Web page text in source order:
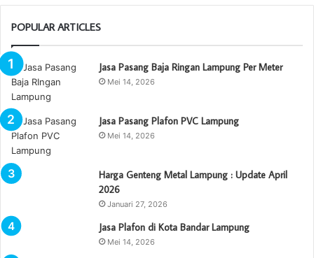
t
POPULAR ARTICLES
Jasa Pasang Baja Ringan Lampung Per Meter
Mei 14, 2026
Jasa Pasang Plafon PVC Lampung
Mei 14, 2026
Harga Genteng Metal Lampung : Update April
2026
Januari 27, 2026
Jasa Plafon di Kota Bandar Lampung
Mei 14, 2026